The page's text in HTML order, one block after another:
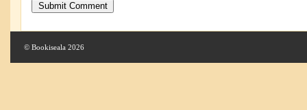
© Bookiseala 2026